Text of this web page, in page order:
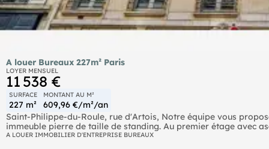
A louer Bureaux 227m² Paris
LOYER MENSUEL
11 538 €
SURFACE
227 m²
MONTANT AU M²
609,96 €/m²/an
Saint-Philippe-du-Roule, rue d'Artois, Notre équipe vous
immeuble pierre de taille de standing. Au premier étage avec
bureaux, une salle de réunion, une cuisine équipée et un espace
A LOUER IMMOBILIER D'ENTREPRISE BUREAUX